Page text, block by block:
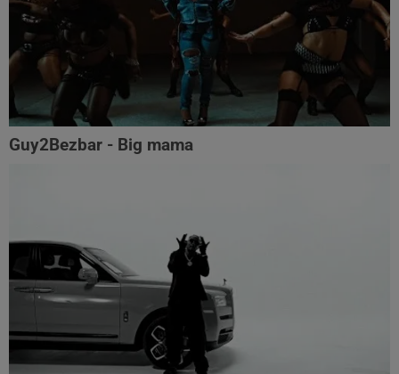
Guy2Bezbar - Big mama